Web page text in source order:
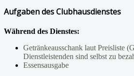
Aufgaben des Clubhausdienstes
Während des Dienstes:
Getränkeausschank laut Preisliste
Dienstleistenden sind selbst zu
Essensausgabe